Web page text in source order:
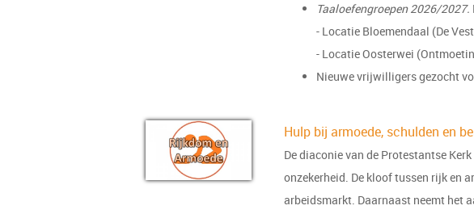
Taaloefengroepen 2026/2027.
- Locatie Bloemendaal (De
- Locatie Oosterwei
Nieuwe vrijwilligers gezocht
Hulp bij armoede, schulden en
De diaconie van de Protestantse
onzekerheid. De kloof tussen rijk en
arbeidsmarkt. Daarnaast neemt het